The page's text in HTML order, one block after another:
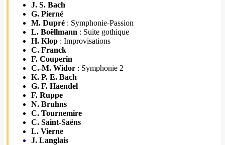
J. S. Bach
G. Pierné
M. Dupré : Symphonie-Passion
L. Boëllmann : Suite gothique
H. Klop : Improvisations
C. Franck
F. Couperin
C.-M. Widor : Symphonie 2
K. P. E. Bach
G. F. Haendel
F. Ruppe
N. Bruhns
C. Tournemire
C. Saint-Saëns
L. Vierne
J. Langlais